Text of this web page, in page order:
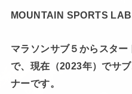
MOUNTAIN SPORTS
マラソンサブ５からスタ
で、現在（2023年）でサ
ナーです。